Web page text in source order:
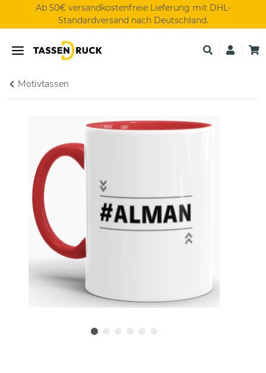
Ab 50€ versandkostenfreie Lieferung mit DHL-
Standardversand nach Deutschland.
Motivtassen